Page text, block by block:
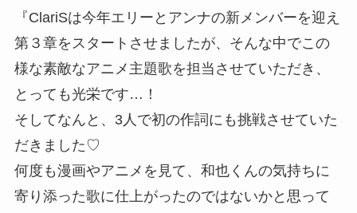
『ClariSは今年エリーとアンナの新メンバーを迎え
第３章をスタートさせましたが、そんな中でこの
様な素敵なアニメ主題歌を担当させていただき、
とっても光栄です…！
そしてなんと、3人で初の作詞にも挑戦させていた
だきました♡
何度も漫画やアニメを見て、和也くんの気持ちに
寄り添った歌に仕上がったのではないかと思って